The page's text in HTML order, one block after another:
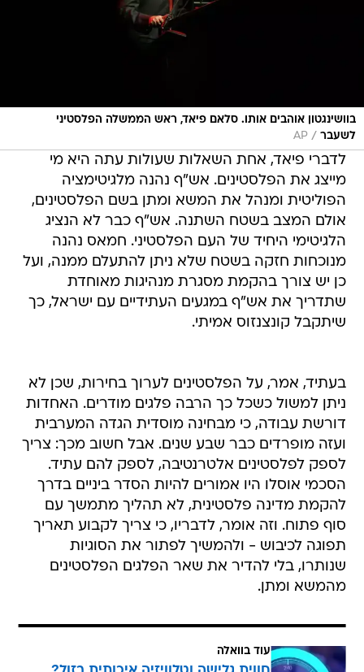
בוושינגטון אוהבים אותו. סלאם פיאד, ראש הממשלה הפלסטיני
לשעבר /
AP
לדברי פיאד, אחת השאלות שעולות עתה היא מי
מייצג את הפלסטינים. אש"ף נהנה מלגיטימציה
הפוליטית ומנהל את המשא ומתן בשם הפלסטינים,
אולם המצב בשטח השתנה. אש"ף כבר לא הנציג
הלגיטימי היחיד של העם הפלסטיני. חמאס נהנה
מנוכחות חזקה בשטח שלא ניתן להתעלם ממנה, ועל
כן יש צורך בהקמת מסגרת מנהיגות מאוחדת
שתדריך את אש"ף במגעים העתידיים עם ישראל, כך
שיתקבל קונצנזוס אמיתי.
בעתיד, אמר, על הפלסטינים לערוך בחירות, שכן לא
ניתן למשול כשכל כך הרבה פלגים מודרים. האחדות
דורשת עבודה, כי מבחינה מוסדית הגדה המערבית
ועזה מופרדים כבר שבע שנים. אבל חשוב מכך: צריך
לספק לפלסטינים אלטרנטיבה, לספק להם עתיד.
הסכמי אוסלו היו אמורים להיות הסדר ביניים בדרך
להקמת מדינה פלסטינית, לא תהליך מתמשך עם
סוף פתוח. וזה אומר, לדבריו, כי צריך לקבוע תאריך
תפוגה לכיבוש - ולהמשיך לפתור את הסוגיות
שנותרו, בלי להדיר את שאר הפלגים הפלסטינים
מהמשא ומתן.
עוד בוואלה